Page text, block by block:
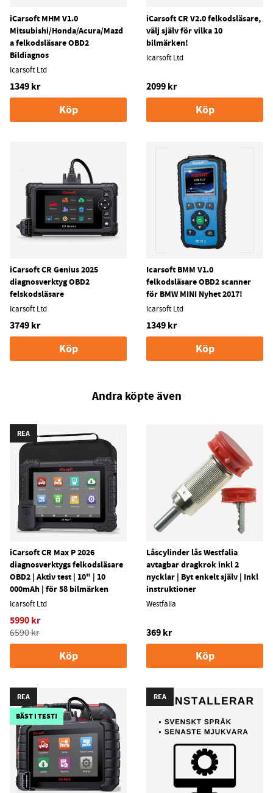
iCarsoft MHM V1.0
Mitsubishi/Honda/Acura/Mazd
a felkodsläsare OBD2
Bildiagnos
Icarsoft Ltd
1349 kr
Köp
iCarsoft CR V2.0 felkodsläsare,
välj själv för vilka 10
bilmärken!
Icarsoft Ltd
2099 kr
Köp
iCarsoft CR Genius 2025
diagnosverktyg OBD2
felskodsläsare
Icarsoft Ltd
3749 kr
Köp
Icarsoft BMM V1.0
felkodsläsare OBD2 scanner
för BMW MINI Nyhet 2017!
Icarsoft Ltd
1349 kr
Köp
Andra köpte även
REA
iCarsoft CR Max P 2026
diagnosverktygs felkodsläsare
OBD2 | Aktiv test | 10" | 10
000mAh | för 58 bilmärken
Icarsoft Ltd
5990 kr
6590 kr
Köp
Låscylinder lås Westfalia
avtagbar dragkrok inkl 2
nycklar | Byt enkelt själv | Inkl
instruktioner
Westfalia
369 kr
Köp
REA
BÄST I TEST!
REA